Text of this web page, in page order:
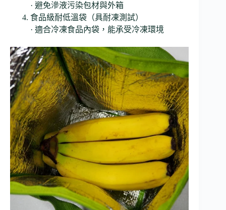
· 避免滲液污染包材與外箱
食品級耐低溫袋（具耐凍測試）
· 適合冷凍食品內袋，能承受冷凍環境